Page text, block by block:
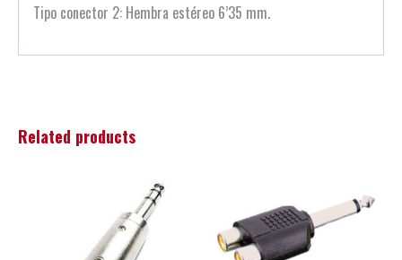
Tipo conector 2: Hembra estéreo 6’35 mm.
Related products